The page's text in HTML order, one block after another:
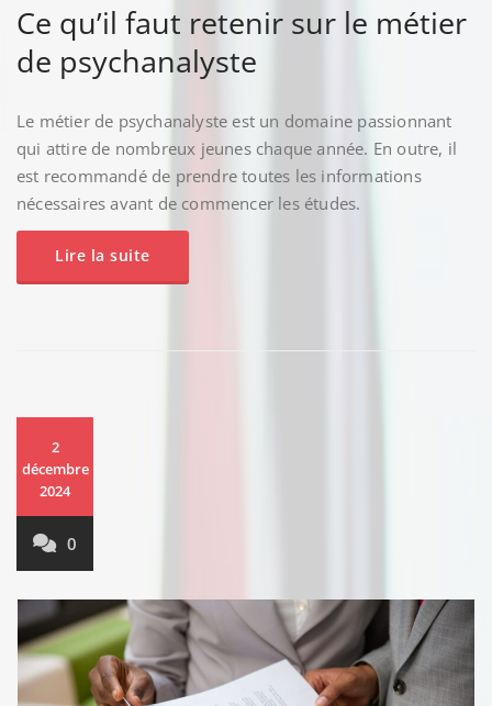
Ce qu’il faut retenir sur le métier
de psychanalyste
Le métier de psychanalyste est un domaine passionnant
qui attire de nombreux jeunes chaque année. En outre, il
est recommandé de prendre toutes les informations
nécessaires avant de commencer les études.
Lire la suite
2
décembre
2024
0